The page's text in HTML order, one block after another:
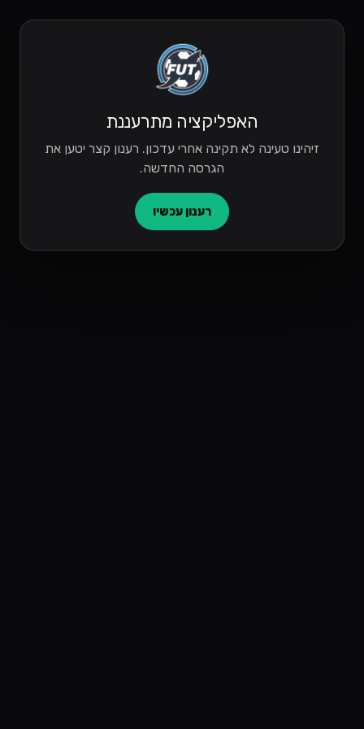
האפליקציה מתרעננת
זיהינו טעינה לא תקינה אחרי עדכון. רענון קצר יטען את
הגרסה החדשה.
רענון עכשיו